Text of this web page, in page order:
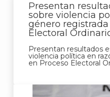
Presentan
sobre violencia
género
Electoral
Presentan resultados
violencia política en
en Proceso Electoral